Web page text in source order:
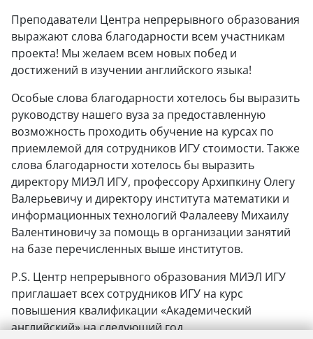
Преподаватели Центра непрерывного образования
выражают слова благодарности всем участникам
проекта! Мы желаем всем новых побед и
достижений в изучении английского языка!
Особые слова благодарности хотелось бы выразить
руководству нашего вуза за предоставленную
возможность проходить обучение на курсах по
приемлемой для сотрудников ИГУ стоимости. Также
слова благодарности хотелось бы выразить
директору МИЭЛ ИГУ, профессору Архипкину Олегу
Валерьевичу и директору института математики и
информационных технологий Фалалееву Михаилу
Валентиновичу за помощь в организации занятий
на базе перечисленных выше институтов.
P.S. Центр непрерывного образования МИЭЛ ИГУ
приглашает всех сотрудников ИГУ на курс
повышения квалификации «Академический
английский» на следующий год.